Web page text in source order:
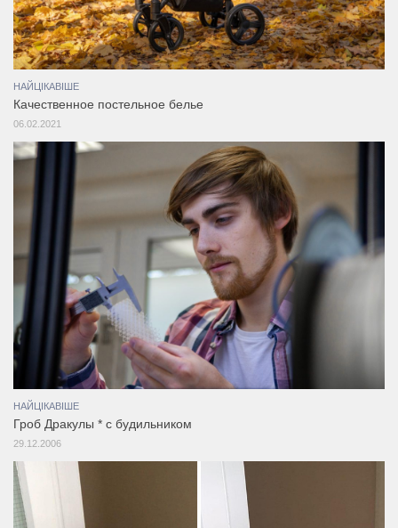
НАЙЦІКАВІШЕ
Качественное постельное белье
06.02.2021
НАЙЦІКАВІШЕ
Гроб Дракулы * с будильником
29.12.2006